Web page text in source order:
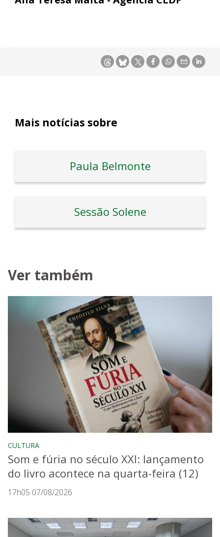
Mais notícias sobre
Paula Belmonte
Sessão Solene
Ver também
CULTURA
Som e fúria no século XXI: lançamento
do livro acontece na quarta-feira (12)
17h05 07/08/2026